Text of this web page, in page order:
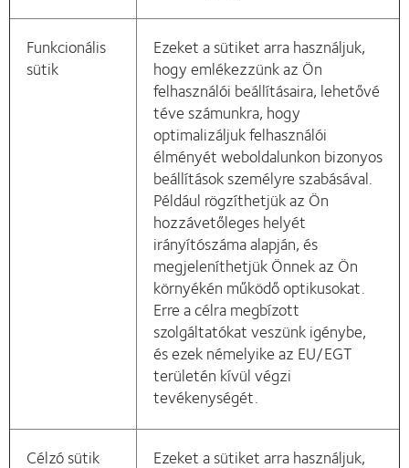
Funkcionális
sütik
Ezeket a sütiket arra használjuk,
hogy emlékezzünk az Ön
felhasználói beállításaira, lehetővé
téve számunkra, hogy
optimalizáljuk felhasználói
élményét weboldalunkon bizonyos
beállítások személyre szabásával.
Például rögzíthetjük az Ön
hozzávetőleges helyét
irányítószáma alapján, és
megjeleníthetjük Önnek az Ön
környékén működő optikusokat.
Erre a célra megbízott
szolgáltatókat veszünk igénybe,
és ezek némelyike az EU/EGT
területén kívül végzi
tevékenységét.
Célzó sütik
Ezeket a sütiket arra használjuk,